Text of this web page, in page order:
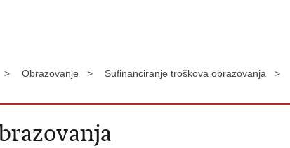
> Obrazovanje > Sufinanciranje troškova obrazovanja >